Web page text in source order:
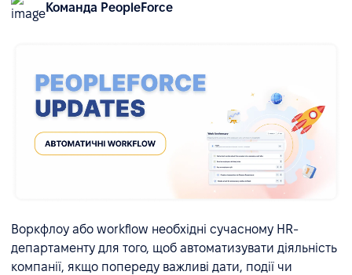
Команда PeopleForce
Воркфлоу або workflow необхідні сучасному HR-
департаменту для того, щоб автоматизувати діяльність
компанії, якщо попереду важливі дати, події чи